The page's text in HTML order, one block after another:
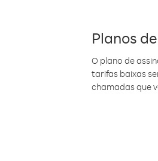
Planos
O plano de
tarifas baixas
chamadas que